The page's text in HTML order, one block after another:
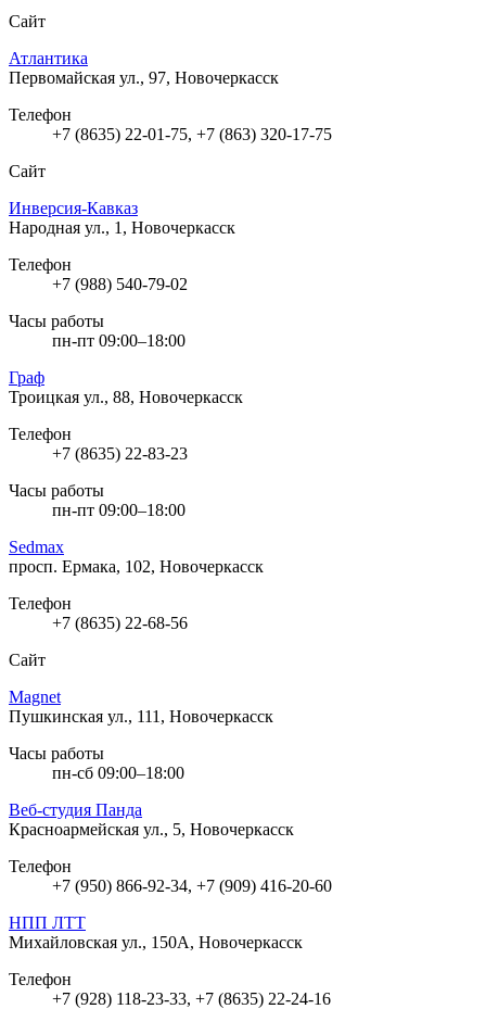
Сайт
Атлантика
Первомайская ул., 97, Новочеркасск
Телефон
+7 (8635) 22-01-75, +7 (863) 320-17-75
Сайт
Инверсия-Кавказ
Народная ул., 1, Новочеркасск
Телефон
+7 (988) 540-79-02
Часы работы
пн-пт 09:00–18:00
Граф
Троицкая ул., 88, Новочеркасск
Телефон
+7 (8635) 22-83-23
Часы работы
пн-пт 09:00–18:00
Sedmax
просп. Ермака, 102, Новочеркасск
Телефон
+7 (8635) 22-68-56
Сайт
Magnet
Пушкинская ул., 111, Новочеркасск
Часы работы
пн-сб 09:00–18:00
Веб-студия Панда
Красноармейская ул., 5, Новочеркасск
Телефон
+7 (950) 866-92-34, +7 (909) 416-20-60
НПП ЛТТ
Михайловская ул., 150А, Новочеркасск
Телефон
+7 (928) 118-23-33, +7 (8635) 22-24-16